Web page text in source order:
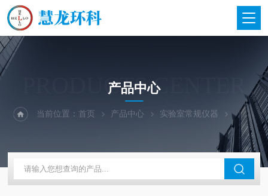
PRODUCTS CENTER
产品中心
当前位置：首页 产品中心 实验室常规仪器 上海申安